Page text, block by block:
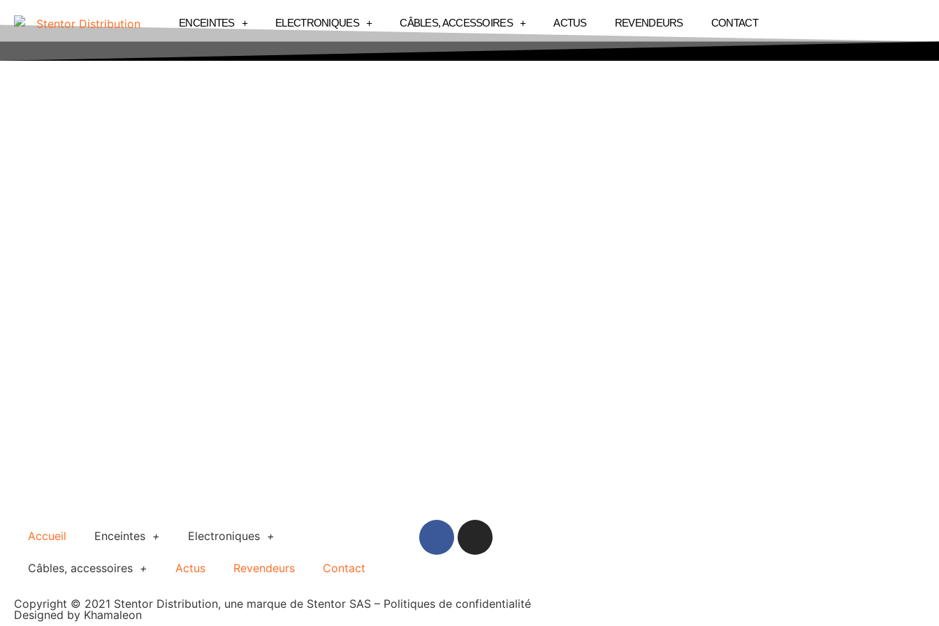
ENCEINTES ELECTRONIQUES CÂBLES, ACCESSOIRES ACTUS REVENDEURS CONTACT
Accueil Enceintes Electroniques
Câbles, accessoires Actus Revendeurs Contact
Copyright © 2021 Stentor Distribution, une marque de Stentor SAS – Politiques de confidentialité
Designed by Khamaleon